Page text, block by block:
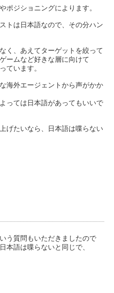
ポジショニングによります。
トは日本語なので、その分ハン
く、あえてターゲットを絞って
ームなど好きな層に向けて
ています。
海外エージェントから声がかか
っては日本語があってもいいで
げたいなら、日本語は喋らない
う質問もいただきましたので
本語は喋らないと同じで、